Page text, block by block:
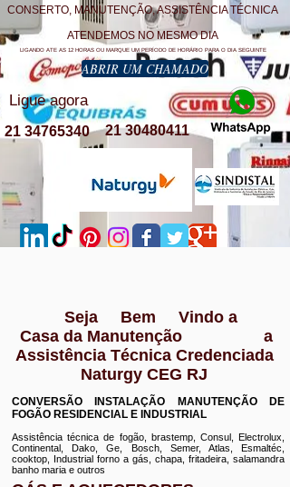
CONSERTO, MANUTENÇÃO, ASSISTÊNCIA TÉCNICA
ATENDEMOS NO MESMO DIA
LIGANDO ATE AS 12 HORAS OU MARQUE UM PERÍODO DE HORÁRIO PARA O DIA SEGUINTE
ABRIR UM CHAMADO
Ligue agora
21 30480411
21 34765340
Seja Bem Vindo a
Casa da Manutenção a
Assistência Técnica Credenciada
Naturgy CEG RJ
CONVERSÃO INSTALAÇÃO MANUTENÇÃO DE
FOGÃO RESIDENCIAL E INDUSTRIAL
Assistência técnica de fogão, brastemp, Consul, Electrolux,
Continental, Dako, Ge, Bosch, Semer, Atlas, Esmaltéc,
cooktop, Industrial forno a gás, chapa, fritadeira, salamandra
banho maria e outros